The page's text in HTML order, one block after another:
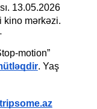
13.05.2026
kino mərkəzi.
motion”
. Yaş